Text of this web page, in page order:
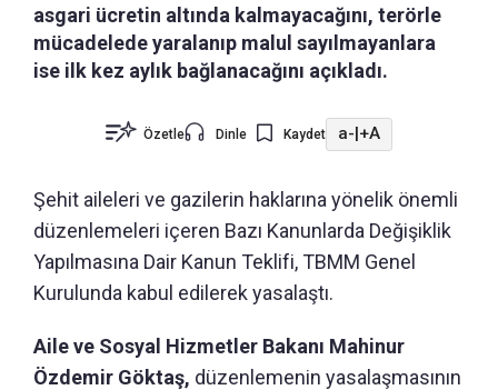
asgari ücretin altında kalmayacağını, terörle
mücadelede yaralanıp malul sayılmayanlara
ise ilk kez aylık bağlanacağını açıkladı.
Özetle Dinle Kaydet a- +A
Şehit aileleri ve gazilerin haklarına yönelik önemli
düzenlemeleri içeren Bazı Kanunlarda Değişiklik
Yapılmasına Dair Kanun Teklifi, TBMM Genel
Kurulunda kabul edilerek yasalaştı.
Aile ve Sosyal Hizmetler Bakanı Mahinur
Özdemir Göktaş, düzenlemenin yasalaşmasının